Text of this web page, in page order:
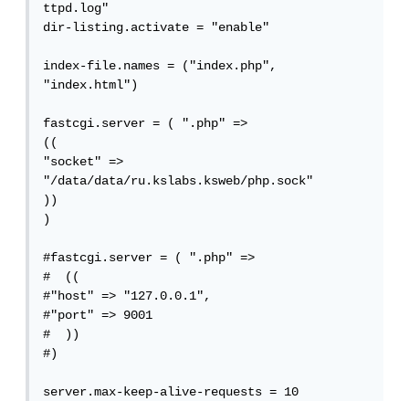
ttpd.log"
dir-listing.activate = "enable"
index-file.names = ("index.php",
"index.html")
fastcgi.server = ( ".php" =>
((
"socket" =>
"/data/data/ru.kslabs.ksweb/php.sock"
))
)
#fastcgi.server = ( ".php" =>
#  ((
#"host" => "127.0.0.1",
#"port" => 9001
#  ))
#)
server.max-keep-alive-requests = 10